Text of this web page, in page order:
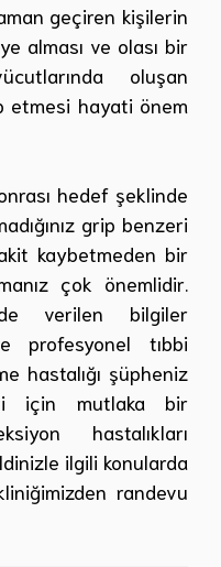
geçiren kişilerin
alması ve olası bir
oluşan
etmesi hayati önem
hedef şeklinde
grip benzeri
kaybetmeden bir
çok önemlidir.
verilen bilgiler
profesyonel tıbbi
hastalığı şüpheniz
için mutlaka bir
hastalıkları
ilgili konularda
randevu